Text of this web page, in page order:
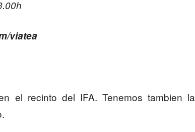
viatea
el recinto del IFA. Tenemos tambien la